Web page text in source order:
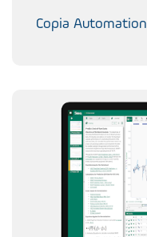
Copia Automation